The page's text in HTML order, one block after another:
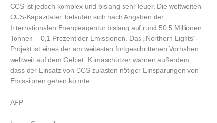
CCS ist jedoch komplex und bislang sehr teuer. Die weltweiten
CCS-Kapazitäten belaufen sich nach Angaben der
Internationalen Energieagentur bislang auf rund 50,5 Millionen
Tonnen – 0,1 Prozent der Emissionen. Das „Northern Lights“-
Projekt ist eines der am weitesten fortgeschrittenen Vorhaben
weltweit auf dem Gebiet. Klimaschützer warnen außerdem,
dass der Einsatz von CCS zulasten nötiger Einsparungen von
Emissionen gehen könnte.
AFP